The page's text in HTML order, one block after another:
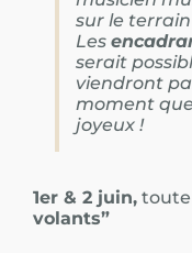
sur le
Les
serait
viendront
moment
joyeux !
1er & 2 juin,toute
volants”